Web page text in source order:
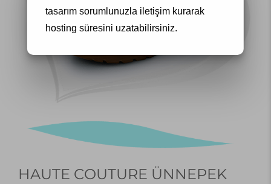
HAUTE COUTURE ÜNNEPEK
tasarımsorumlunuzla iletişim kurarak
hosting süresini uzatabilirsiniz.